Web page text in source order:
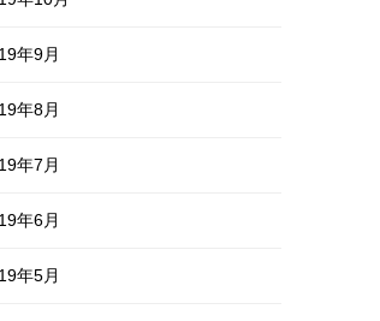
年9月
年8月
年7月
年6月
年5月